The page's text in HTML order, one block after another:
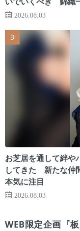
2026.08.03
お芝居を通して絆や
してきた 新たな仲
本気に注目
2026.08.03
WEB限定企画『